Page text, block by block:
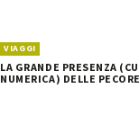
VIAGGI
LA GRANDE PRESENZA
NUMERICA) DELLE